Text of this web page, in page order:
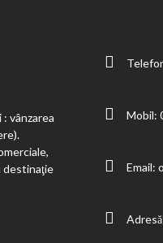
vânzarea
destinaţie
Mobil:
Email: